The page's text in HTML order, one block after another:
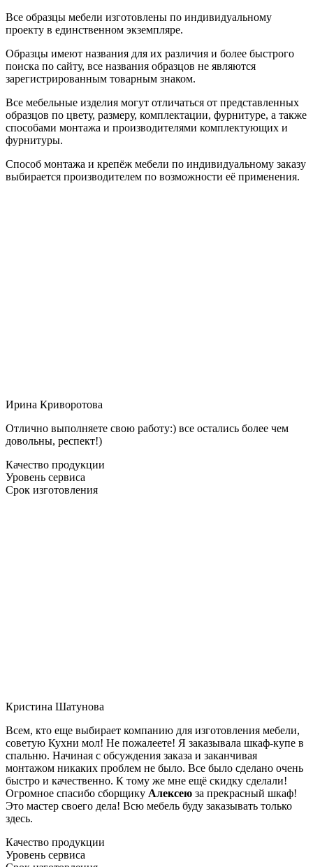
Все образцы мебели изготовлены по индивидуальному
проекту в единственном экземпляре.
Образцы имеют названия для их различия и более быстрого
поиска по сайту, все названия образцов не являются
зарегистрированным товарным знаком.
Все мебельные изделия могут отличаться от представленных
образцов по цвету, размеру, комплектации, фурнитуре, а также
способами монтажа и производителями комплектующих и
фурнитуры.
Способ монтажа и крепёж мебели по индивидуальному заказу
выбирается производителем по возможности её применения.
Ирина Криворотова
Отлично выполняете свою работу:) все остались более чем
довольны, респект!)
Качество продукции
Уровень сервиса
Срок изготовления
Кристина Шатунова
Всем, кто еще выбирает компанию для изготовления мебели,
советую Кухни мол! Не пожалеете! Я заказывала шкаф-купе в
спальню. Начиная с обсуждения заказа и заканчивая
монтажом никаких проблем не было. Все было сделано очень
быстро и качественно. К тому же мне ещё скидку сделали!
Огромное спасибо сборщику Алексею за прекрасный шкаф!
Это мастер своего дела! Всю мебель буду заказывать только
здесь.
Качество продукции
Уровень сервиса